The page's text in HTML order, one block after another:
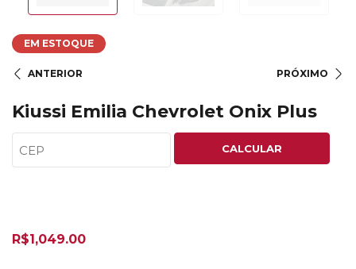
EM ESTOQUE
ANTERIOR PRÓXIMO
Kiussi Emilia Chevrolet Onix Plus
CALCULAR
R$1,049.00